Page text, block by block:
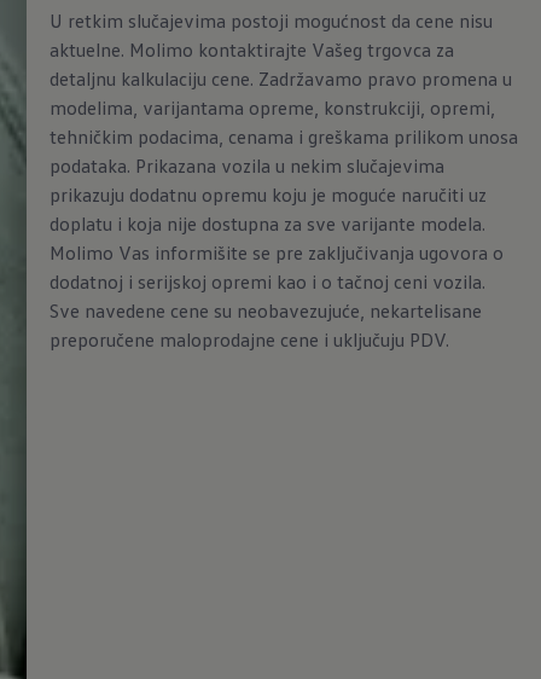
U retkim slučajevima postoji mogućnost da cene nisu
aktuelne. Molimo kontaktirajte Vašeg trgovca za
detaljnu kalkulaciju cene. Zadržavamo pravo promena u
modelima, varijantama opreme, konstrukciji, opremi,
tehničkim podacima, cenama i greškama prilikom unosa
podataka. Prikazana vozila u nekim slučajevima
prikazuju dodatnu opremu koju je moguće naručiti uz
doplatu i koja nije dostupna za sve varijante modela.
Molimo Vas informišite se pre zaključivanja ugovora o
dodatnoj i serijskoj opremi kao i o tačnoj ceni vozila.
Sve navedene cene su neobavezujuće, nekartelisane
preporučene maloprodajne cene i uključuju PDV.